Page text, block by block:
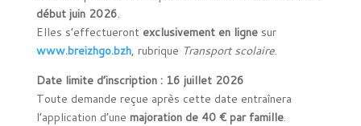
début juin 2026.
Elles s’effectueront exclusivement en lignesur
www.breizhgo.bzh, rubrique Transport scolaire.
Date limite d’inscription : 16 juillet 2026
Toute demande reçue après cette date entraînera
l’application d’une majoration de 40 € par famille.